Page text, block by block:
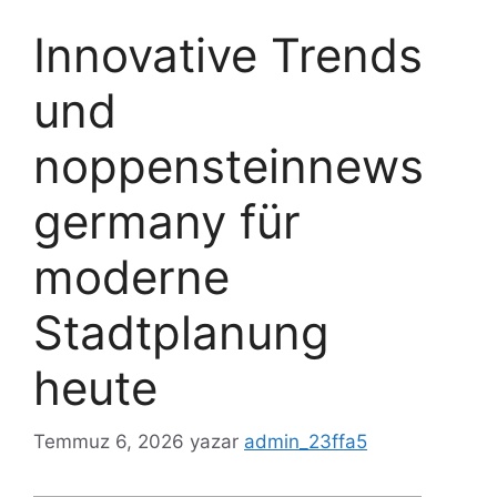
Innovative Trends
und
noppensteinnews
germany für
moderne
Stadtplanung
heute
Temmuz 6, 2026 yazar admin_23ffa5